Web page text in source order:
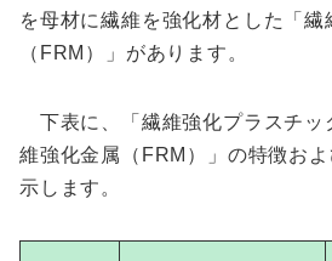
を母材に繊維を強化材とした「繊
（FRM）」があります。
下表に、「繊維強化プラスチッ
維強化金属（FRM）」の特徴お
示します。